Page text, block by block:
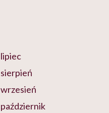
lipiec
sierpień
wrzesień
październik